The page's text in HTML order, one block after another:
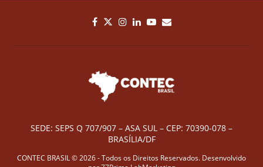
SEDE: SEPS Q 707/907 – ASA SUL – CEP: 70390-078 –
BRASÍLIA/DF
CONTEC BRASIL © 2026 - Todos os Direitos Reservados. Desenvolvido